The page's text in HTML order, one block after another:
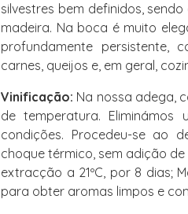
silvestres bem definidos,
madeira. Na boca é muito
profundamente persistente,
carnes, queijos e, em geral,
Vinificação: Na nossa adega,
de temperatura.
condições. Procedeu-se ao
choque térmico, sem adição
extracção a 21ºC, por 8 dias;
para obter aromas limpos e